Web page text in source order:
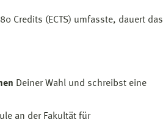
Credits (ECTS) umfasste, dauert das
Deiner Wahl und schreibst eine
an der Fakultät für